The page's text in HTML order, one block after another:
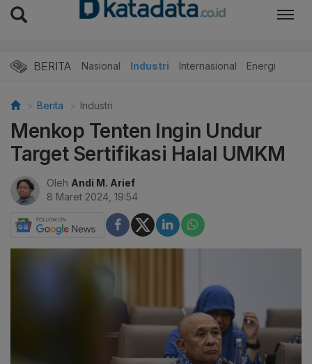
BERITA Nasional Industri Internasional Energi
Berita Industri
Menkop Tenten Ingin Undur
Target Sertifikasi Halal UMKM
Oleh Andi M. Arief
8 Maret 2024, 19:54